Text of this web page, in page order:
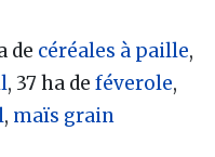
de céréales à paille,
, 37 ha deféverole,
, maïs grain